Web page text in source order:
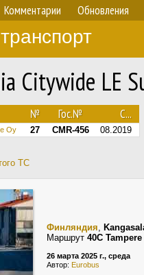
Комментарии Обновления
Citywide LE
№ Гос.№ С...
Oy 27 CMR-456 08.2019
ТС
Финляндия,
Маршрут 40C
26 марта 2025 г., среда
Автор: Eurobus